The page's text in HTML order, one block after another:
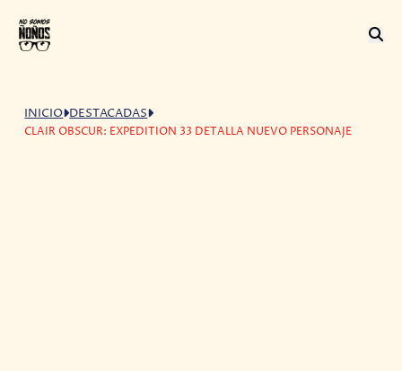
INICIO DESTACADAS
CLAIR OBSCUR: EXPEDITION 33 DETALLA NUEVO PERSONAJE